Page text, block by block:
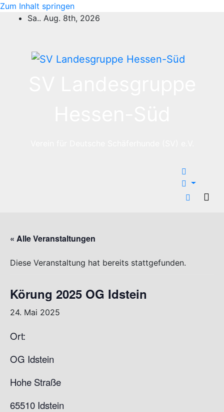
Zum Inhalt springen
Sa.. Aug. 8th, 2026
« Alle Veranstaltungen
Diese Veranstaltung hat bereits stattgefunden.
Körung 2025 OG Idstein
24. Mai 2025
Ort:
OG Idstein
Hohe Straße
65510 Idstein